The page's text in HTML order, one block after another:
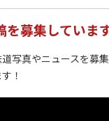
を募集していま
写真やニュースを募
！